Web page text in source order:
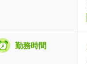
勤務時間